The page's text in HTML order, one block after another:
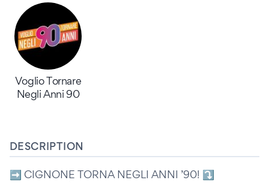
Voglio Tornare
Negli Anni 90
DESCRIPTION
➡️ CIGNONE TORNA NEGLI ANNI ’90! ⤵️